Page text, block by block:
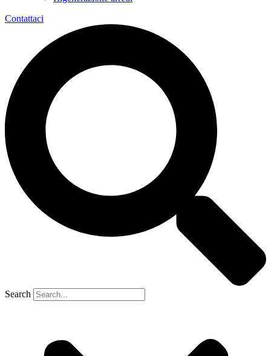
Contattaci
Search